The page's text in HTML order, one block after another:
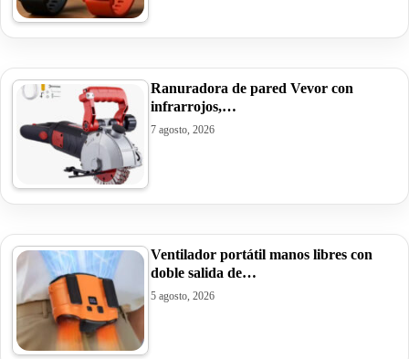
Ranuradora de pared Vevor con
infrarrojos,…
7 agosto, 2026
Ventilador portátil manos libres con
doble salida de…
5 agosto, 2026